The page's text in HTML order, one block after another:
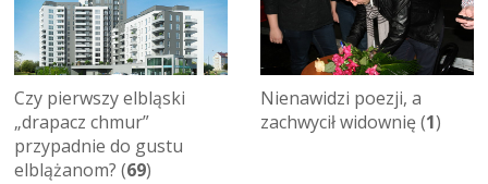
Czy pierwszy elbląski
„drapacz chmur”
przypadnie do gustu
elblążanom? (69)
Nienawidzi poezji, a
zachwycił widownię (1)